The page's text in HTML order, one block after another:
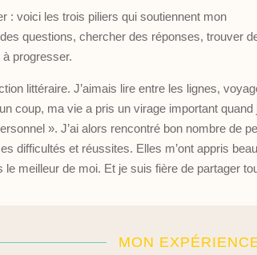
: voici les trois piliers qui soutiennent mon
questions, chercher des réponses, trouver
progresser.
littéraire. J’aimais lire entre les lignes,
coup, ma vie a pris un virage important quand
». J’ai alors rencontré bon nombre de
difficultés et réussites. Elles m’ont appris
le meilleur de moi. Et je suis fière de partager
MON